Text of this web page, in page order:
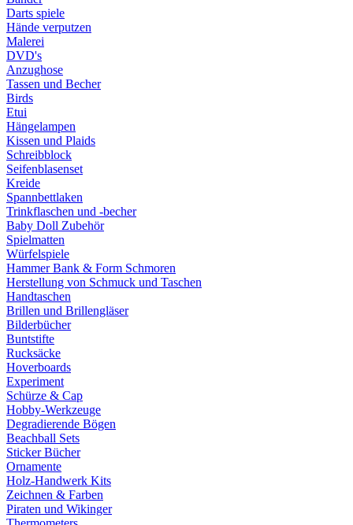
Darts spiele
Hände verputzen
Malerei
DVD's
Anzughose
Tassen und Becher
Birds
Etui
Hängelampen
Kissen und Plaids
Schreibblock
Seifenblasenset
Kreide
Spannbettlaken
Trinkflaschen und -becher
Baby Doll Zubehör
Spielmatten
Würfelspiele
Hammer Bank & Form Schmoren
Herstellung von Schmuck und Taschen
Handtaschen
Brillen und Brillengläser
Bilderbücher
Buntstifte
Rucksäcke
Hoverboards
Experiment
Schürze & Cap
Hobby-Werkzeuge
Degradierende Bögen
Beachball Sets
Sticker Bücher
Ornamente
Holz-Handwerk Kits
Zeichnen & Farben
Piraten und Wikinger